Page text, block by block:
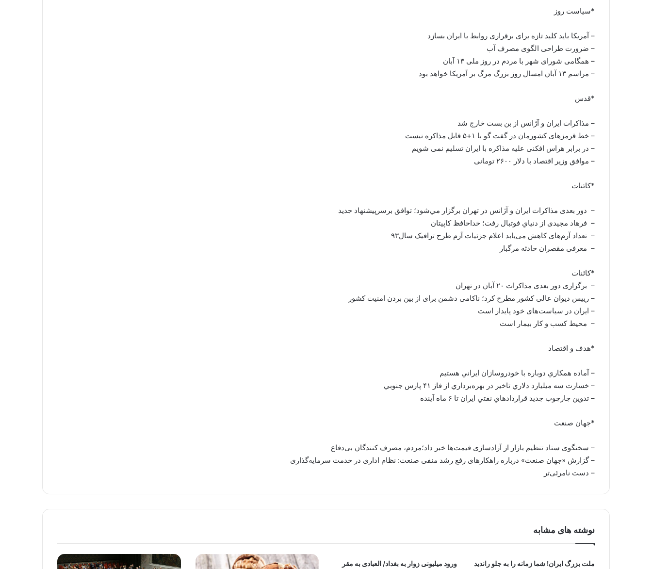
*سیاست روز
– آمریکا باید کلید تازه برای برقراری روابط با ایران بسازد
– ضرورت طراحی الگوی مصرف آب
– همگامی شورای شهر با مردم در روز ملی ۱۳ آبان
– مراسم ۱۳ آبان امسال روز بزرگ مرگ بر آمریکا خواهد بود
*قدس
– مذاکرات ایران و آژانس از بن بست خارج شد
– خط قرمزهای کشورمان در گفت گو با ۱+۵ قابل مذاکره نیست
– در برابر هراس افکنی علیه مذاکره با ایران تسلیم نمی شویم
– موافق وزیر اقتصاد با دلار ۲۶۰۰ تومانی
*کائنات
– دور بعدی مذاکرات ایران و آژانس در تهران برگزار مي‌شود؛ توافق بر‌سر‌پیشنهاد جدید
– فرهاد مجیدی از دنياي فوتبال رفت؛ خداحافظ كاپيتان
– تعداد آرم‌های کاهش می‌یابد اعلام جزئیات آرم طرح ترافیک سال۹۳
– معرفی مقصران حادثه مرگبار
*کائنات
– برگزاری دور بعدی مذاکرات ۲۰ آبان در تهران
– رییس دیوان عالی کشور مطرح کرد؛ ناکامی دشمن برای از بین بردن امنیت کشور
– ایران در سیاست‌های خود پایدار است
– محیط کسب و کار بیمار است
*هدف و اقتصاد
– آماده همكاري دوباره با خودروسازان ايراني هستيم
– خسارت سه ميليارد دلاري تاخير در بهره‌برداري از فاز ۴۱ پارس جنوبي
– تدوين چارچوب جديد قراردادهاي نفتي ايران تا ۶ ماه آينده
*جهان صنعت
– سخنگوی ستاد تنظیم بازار از آزادسازی قیمت‌ها خبر داد؛مردم، مصرف کنندگان بی‌دفاع
– گزارش «جهان صنعت» درباره راهکارهای رفع رشد منفی صنعت: نظام اداری در خدمت سرمایه‌گذاری
– دست نامرئی‌تر
نوشته های مشابه
ملت بزرگ ایران! شما زمانه را به جلو راندید
ورود میلیونی زوار به بغداد/ العبادی به مقر